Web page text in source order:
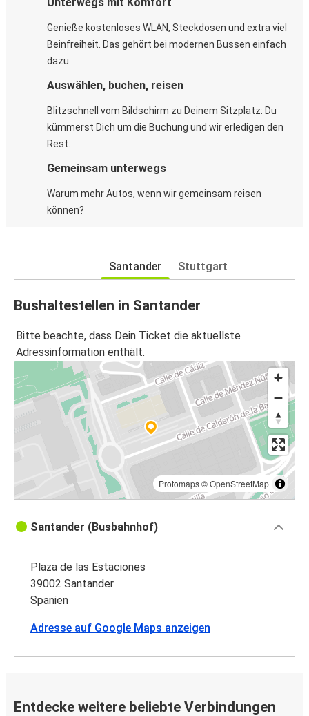
Unterwegs mit Komfort
Genieße kostenloses WLAN, Steckdosen und extra viel
Beinfreiheit. Das gehört bei modernen Bussen einfach
dazu.
Auswählen, buchen, reisen
Blitzschnell vom Bildschirm zu Deinem Sitzplatz: Du
kümmerst Dich um die Buchung und wir erledigen den
Rest.
Gemeinsam unterwegs
Warum mehr Autos, wenn wir gemeinsam reisen
können?
Santander Stuttgart
Bushaltestellen in Santander
Bitte beachte, dass Dein Ticket die aktuellste
Adressinformation enthält.
Protomaps©OpenStreetMap
Santander (Busbahnhof)
Plaza de las Estaciones
39002 Santander
Spanien
Adresse auf Google Maps anzeigen
Entdecke weitere beliebte Verbindungen